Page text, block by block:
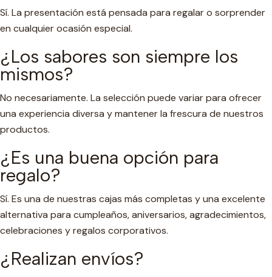
Sí. La presentación está pensada para regalar o sorprender
en cualquier ocasión especial.
¿Los sabores son siempre los
mismos?
No necesariamente. La selección puede variar para ofrecer
una experiencia diversa y mantener la frescura de nuestros
productos.
¿Es una buena opción para
regalo?
Sí. Es una de nuestras cajas más completas y una excelente
alternativa para cumpleaños, aniversarios, agradecimientos,
celebraciones y regalos corporativos.
¿Realizan envíos?